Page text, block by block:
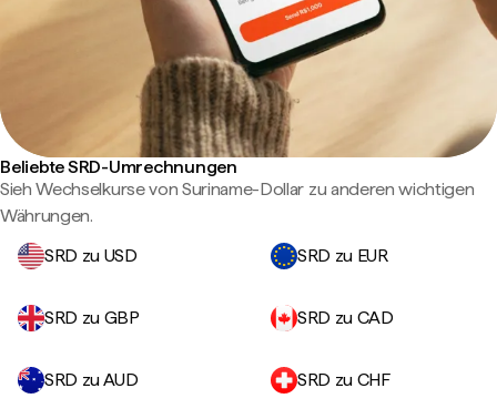
Beliebte SRD-Umrechnungen
Sieh Wechselkurse von Suriname-Dollar zu anderen wichtigen
Währungen.
SRD zu USD
SRD zu EUR
SRD zu GBP SRD zu CAD
SRD zu AUD SRD zu CHF